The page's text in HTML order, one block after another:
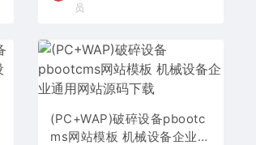
员
(PC+WAP)破碎设备pbootc
ms网站模板 机械设备企业通